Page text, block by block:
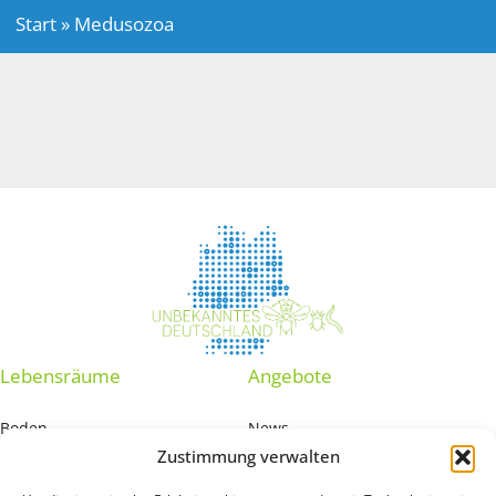
Zustimmung verwalten
Start» Medusozoa
Lebensräume
Boden
Angebote
News
Interaktive Karte